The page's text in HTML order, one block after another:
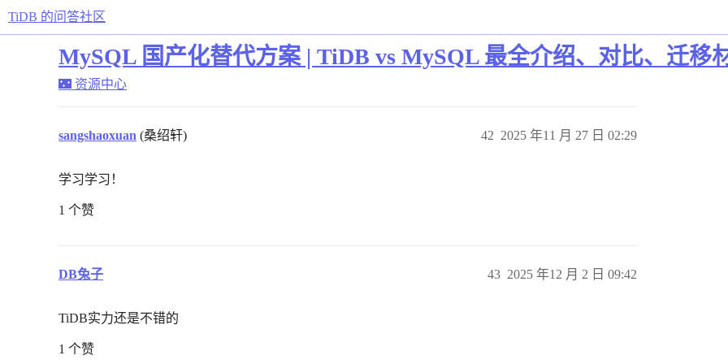
TiDB 的问答社区
MySQL 国产化替代方案 | TiDB vs MySQL 最全介绍、对比、迁移
🌃 资源中心
sangshaoxuan (桑绍轩) 2025 年11 月 27 日 02:29
42
学习学习！
1 个赞
DB兔子 2025 年12 月 2 日 09:42
43
TiDB实力还是不错的
1 个赞